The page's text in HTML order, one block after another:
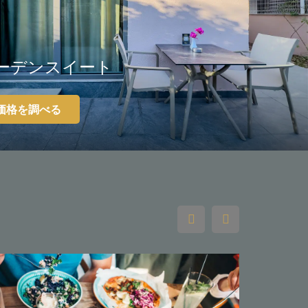
デンスイート
格を調べる